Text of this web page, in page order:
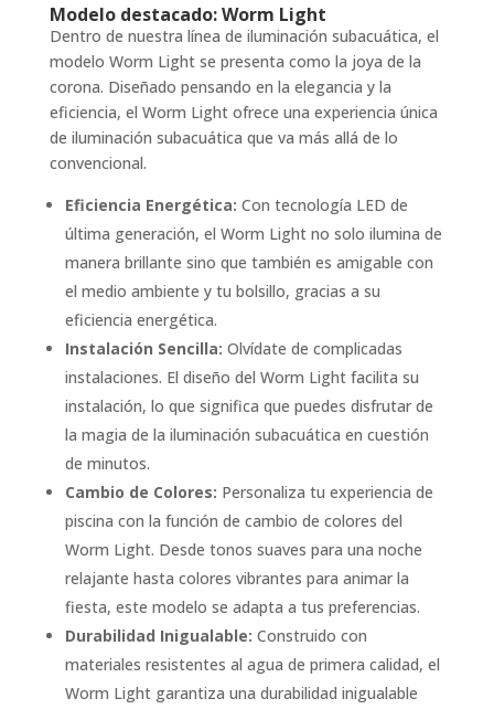
Modelo destacado: Worm Light
Dentro de nuestra línea de iluminación subacuática, el
modelo Worm Light se presenta como la joya de la
corona. Diseñado pensando en la elegancia y la
eficiencia, el Worm Light ofrece una experiencia única
de iluminación subacuática que va más allá de lo
convencional.
Eficiencia Energética: Con tecnología LED de
última generación, el Worm Light no solo ilumina de
manera brillante sino que también es amigable con
el medio ambiente y tu bolsillo, gracias a su
eficiencia energética.
Instalación Sencilla: Olvídate de complicadas
instalaciones. El diseño del Worm Light facilita su
instalación, lo que significa que puedes disfrutar de
la magia de la iluminación subacuática en cuestión
de minutos.
Cambio de Colores: Personaliza tu experiencia de
piscina con la función de cambio de colores del
Worm Light. Desde tonos suaves para una noche
relajante hasta colores vibrantes para animar la
fiesta, este modelo se adapta a tus preferencias.
Durabilidad Inigualable: Construido con
materiales resistentes al agua de primera calidad, el
Worm Light garantiza una durabilidad inigualable